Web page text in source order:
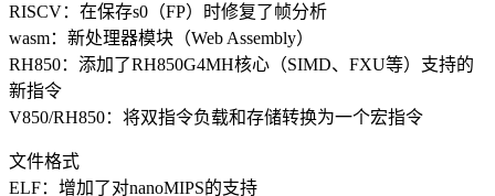
RISCV：在保存s0（FP）时修复了帧分析
wasm：新处理器模块（Web Assembly）
RH850：添加了RH850G4MH核心（SIMD、FXU等）支持的
新指令
V850/RH850：将双指令负载和存储转换为一个宏指令
文件格式
ELF：增加了对nanoMIPS的支持